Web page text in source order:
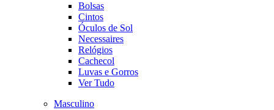
Bolsas
Cintos
Óculos de Sol
Necessaires
Relógios
Cachecol
Luvas e Gorros
Ver Tudo
Masculino